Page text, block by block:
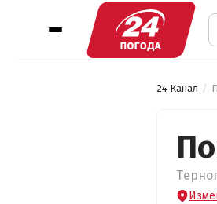
24 Канал